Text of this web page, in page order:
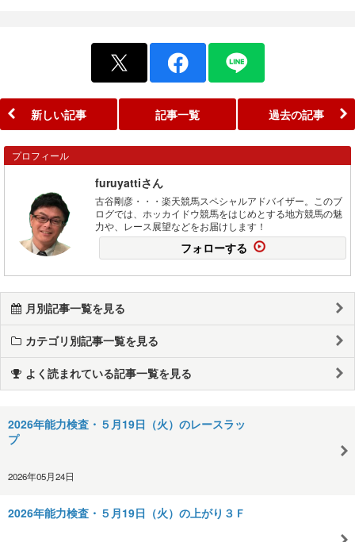
新しい記事 記事一覧 過去の記事
プロフィール
furuyattiさん
古谷剛彦・・・楽天競馬スペシャルアドバイザー。このブ
ログでは、ホッカイドウ競馬をはじめとする地方競馬の魅
力や、レース展望などをお届けします！
フォローする
月別記事一覧を見る
カテゴリ別記事一覧を見る
よく読まれている記事一覧を見る
2026年能力検査・５月19日（火）のレースラッ
プ
2026年05月24日
2026年能力検査・５月19日（火）の上がり３Ｆ